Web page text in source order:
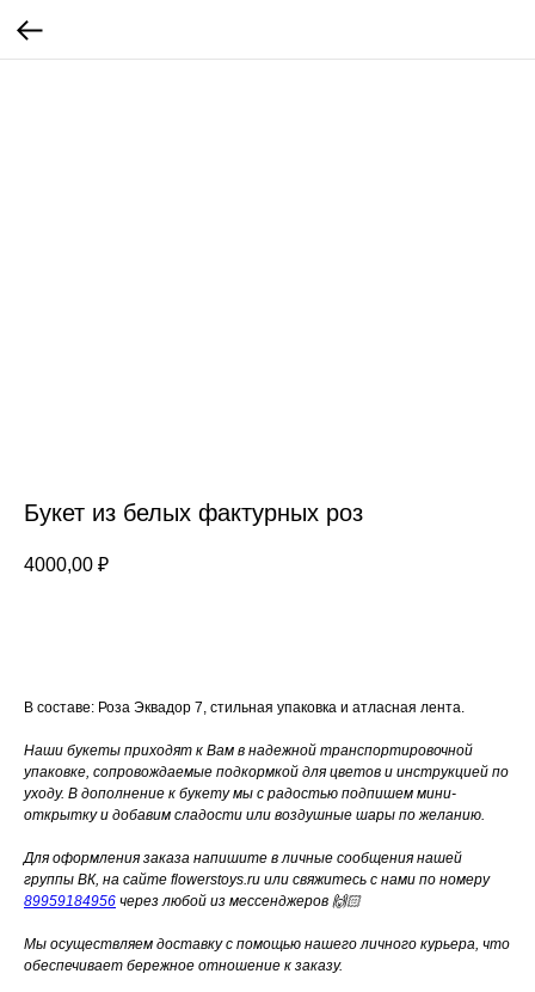
Букет из белых фактурных роз
4000,00 ₽
В составе: Роза Эквадор 7, стильная упаковка и атласная лента.
Наши букеты приходят к Вам в надежной транспортировочной
упаковке, сопровождаемые подкормкой для цветов и инструкцией по
уходу. В дополнение к букету мы с радостью подпишем мини-
открытку и добавим сладости или воздушные шары по желанию.
Для оформления заказа напишите в личные сообщения нашей
группы ВК, на сайте flowerstoys.ru или свяжитесь с нами по номеру
89959184956 через любой из мессенджеров 🙌🏻
Мы осуществляем доставку с помощью нашего личного курьера, что
обеспечивает бережное отношение к заказу.